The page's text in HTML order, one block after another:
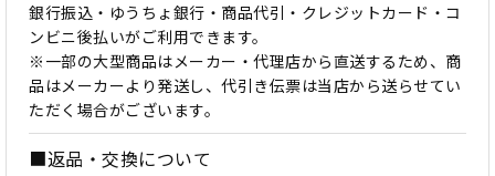
銀行振込・ゆうちょ銀行・商品代引・クレジットカード・コ
ンビニ後払いがご利用できます。
※一部の大型商品はメーカー・代理店から直送するため、商
品はメーカーより発送し、代引き伝票は当店から送らせてい
ただく場合がございます。
■返品・交換について